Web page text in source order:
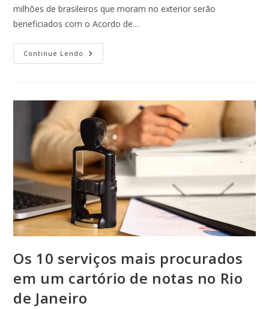
milhões de brasileiros que moram no exterior serão
beneficiados com o Acordo de…
Continue Lendo
Os 10 serviços mais procurados
em um cartório de notas no Rio
de Janeiro